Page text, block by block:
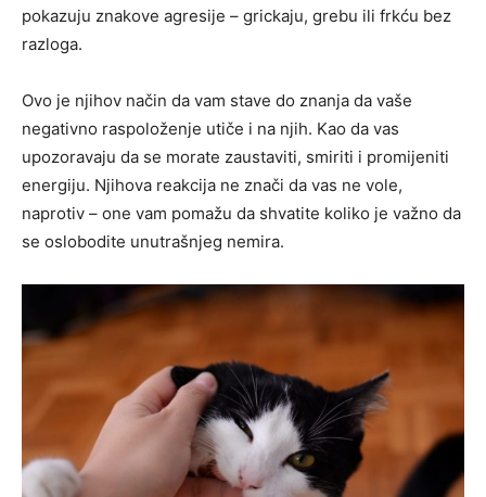
pokazuju znakove agresije – grickaju, grebu ili frkću bez
razloga.
Ovo je njihov način da vam stave do znanja da vaše
negativno raspoloženje utiče i na njih. Kao da vas
upozoravaju da se morate zaustaviti, smiriti i promijeniti
energiju. Njihova reakcija ne znači da vas ne vole,
naprotiv – one vam pomažu da shvatite koliko je važno da
se oslobodite unutrašnjeg nemira.